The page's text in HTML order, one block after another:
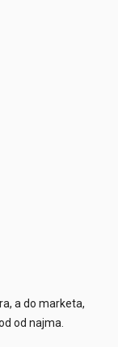
a do marketa,
od najma.